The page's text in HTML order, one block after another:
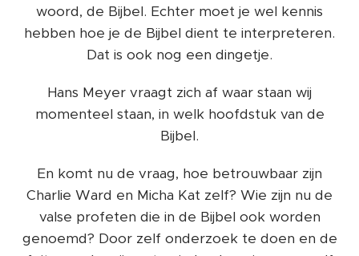
woord, de Bijbel. Echter moet je wel kennis
hebben hoe je de Bijbel dient te interpreteren.
Dat is ook nog een dingetje.
Hans Meyer vraagt zich af waar staan wij
momenteel staan, in welk hoofdstuk van de
Bijbel.
En komt nu de vraag, hoe betrouwbaar zijn
Charlie Ward en Micha Kat zelf? Wie zijn nu de
valse profeten die in de Bijbel ook worden
genoemd? Door zelf onderzoek te doen en de